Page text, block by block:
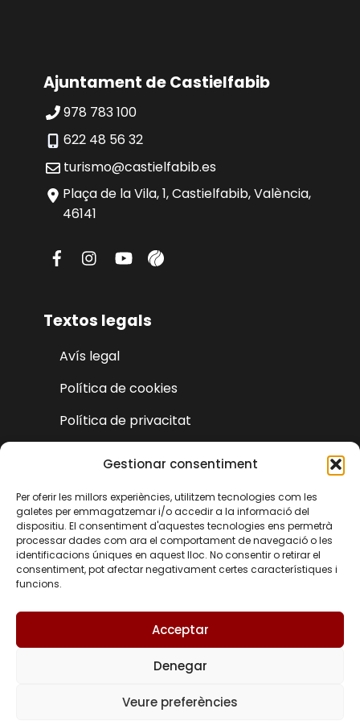
Gestionar consentiment
Per oferir les millors experiències, utilitzem tecnologies com les
galetes per emmagatzemar i/o accedir a la informació del
dispositiu. El consentiment d'aquestes tecnologies ens permetrà
processar dades com ara el comportament de navegació o les
identificacions úniques en aquest lloc. No consentir o retirar el
consentiment, pot afectar negativament certes característiques i
funcions.
Acceptar
Denegar
Veure preferències
Ajuntament de Castielfabib
978 783 100
622 48 56 32
turismo@castielfabib.es
Plaça de la Vila, 1, Castielfabib, València,
46141
Textos legals
Avís legal
Política de cookies
Política de privacitat
© Turisme Castielfabib 2025 | Disseny i